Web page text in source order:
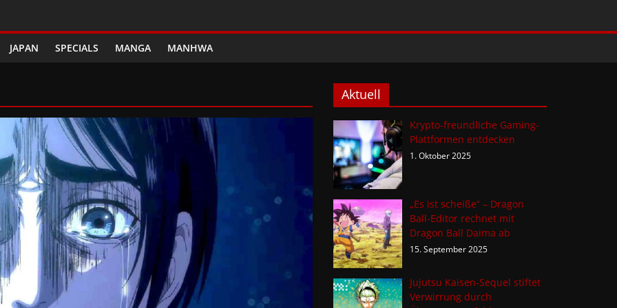
JAPAN SPECIALS MANGA MANHWA
Aktuell
Krypto-freundliche Gaming-
Plattformen entdecken
1. Oktober 2025
„Es ist scheiße“ – Dragon
Ball-Editor rechnet mit
Dragon Ball Daima ab
15. September 2025
Jujutsu Kaisen-Sequel stiftet
Verwirrung durch